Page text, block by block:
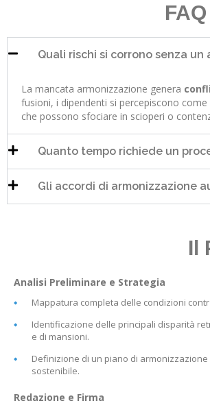
Quali rischi si corrono senza
La mancata armonizzazione genera
fusioni, i dipendenti si percepiscono come
che possono sfociare in scioperi o
Quanto tempo richiede un
Gli accordi di armonizzazione
Il
Analisi Preliminare e Strategia
Mappatura completa delle condizioni
Identificazione delle principali disparità
e di mansioni.
Definizione di un piano di
sostenibile.
Redazione e Firma